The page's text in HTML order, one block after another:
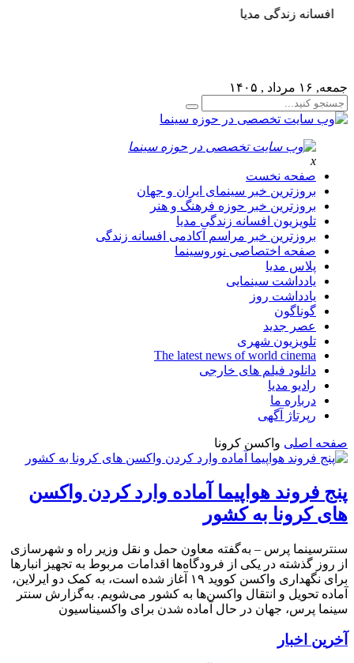
افسانه زندگی مدیا
جمعه, ۱۶ مرداد , ۱۴۰۵
x
صفحه نخست
بروزترین خبر سینمای ایران و جهان
بروزترین خبر حوزه فرهنگ و هنر
تلویزیون افسانه زندگی مدیا
بروزترین خبر مراسم آکادمی افسانه زندگی
صفحه اختصاصی نوروسینما
پلاس مدیا
یادداشت سینمایی
یادداشت روز
گوناگون
عصر جدید
تلویزیون شهری
The latest news of world cinema
دانلود فیلم های خارجی
رادیو مدیا
درباره ما
رپرتاژ آگهی
صفحه اصلی واکسن کرونا
پنج فروند هواپیما آماده وارد کردن واکسن
های کرونا به کشور
سنترسینما پرس – به‌گفته معاون حمل و نقل وزیر راه و شهرسازی
از روز گذشته در یکی از فرودگاه‌ها اقدامات مربوط به تجهیز انبارها
برای نگهداری واکسن کووید ۱۹ آغاز شده است، به کمک دو ایرلاین،
آماده تحویل و انتقال واکسن‌ها به کشور می‌شویم. به‌گزارش سنتر
سینما پرس، جهان در حال آماده شدن برای واکسیناسیون
آخرین اخبار